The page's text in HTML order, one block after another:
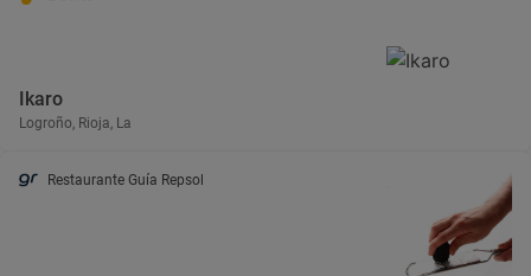
Ikaro
Logroño, Rioja, La
Restaurante Guía Repsol